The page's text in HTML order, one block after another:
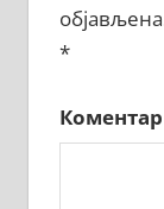
*
Коментар